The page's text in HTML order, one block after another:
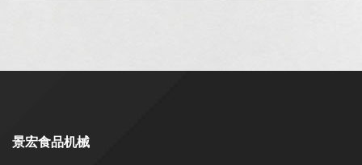
景宏食品机械